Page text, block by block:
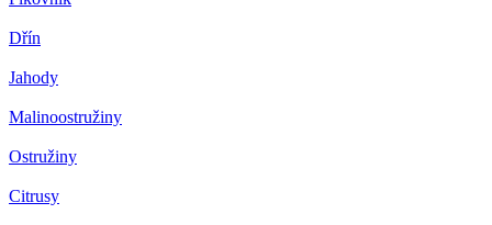
Dřín
Jahody
Malinoostružiny
Ostružiny
Citrusy